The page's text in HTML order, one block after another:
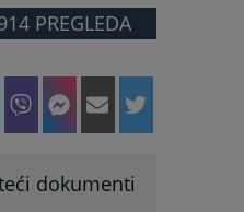
PREGLEDA
dokumenti